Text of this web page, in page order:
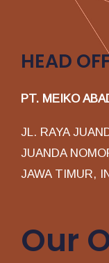
HEAD
PT. MEIKO
JL. RAYA
JUANDA
JAWA TIMUR,
Our